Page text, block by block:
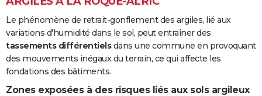
Le phénomène de retrait-gonflement des argiles, lié aux
variations d'humidité dans le sol, peut entraîner des
tassements différentielsdans une commune en provoquant
des mouvements inégaux du terrain, ce qui affecte les
fondations des bâtiments.
Zones exposées à des risques liés aux sols argileux